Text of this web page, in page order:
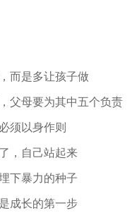
是多让孩子做
母要为其中五个负责
以身作则
，自己站起来
下暴力的种子
成长的第一步